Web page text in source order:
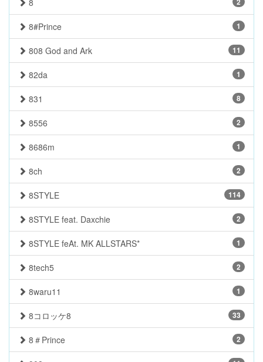
8
1
8#Prince
11
808 God and Ark
1
82da
8
831
2
8556
1
8686m
2
8ch
114
8STYLE
2
8STYLE feat. Daxchie
1
8STYLE feAt. MK ALLSTARS*
2
8tech5
1
8waru11
33
8コロッケ8
2
8＃Prince